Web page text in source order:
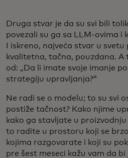
Druga stvar je da su svi bili
povezali su ga sa LLM-ovima i
I iskreno, najveća stvar u
kvalitetna, tačna, pouzdana. A
od: „Da li imate svoje imanje
strategiju upravljanja?“
Ne radi se o modelu; to su svi
postiže tačnost? Kako njime
kako ga stavljate u
to radite u prostoru koji se
kojima razgovarate i koji su
pre šest meseci kažu vam da bi